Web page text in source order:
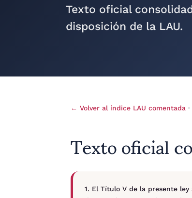
Texto oficial
disposición de la LAU.
← Volver al índice LAU comentada
Texto oficial
1. El Título V de la presente